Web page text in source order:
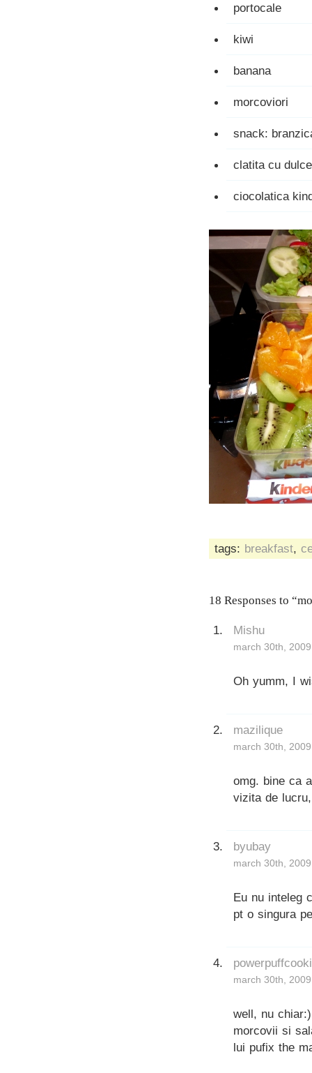
portocale
kiwi
banana
morcoviori
snack:
clatita cu
ciocolatica
tags: breakfast,
18 Responses to
Mishu
march 30th,
Oh yumm, I
mazilique
march 30th,
omg. bine ca
vizita de
byubay
march 30th,
Eu nu inteleg
pt o singura
march 30th,
well, nu
morcovii si
lui pufix the